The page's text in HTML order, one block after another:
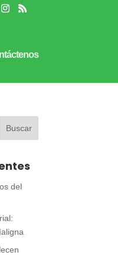
del